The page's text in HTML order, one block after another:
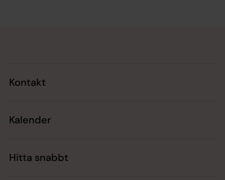
Kontakt
Kalender
Hitta snabbt